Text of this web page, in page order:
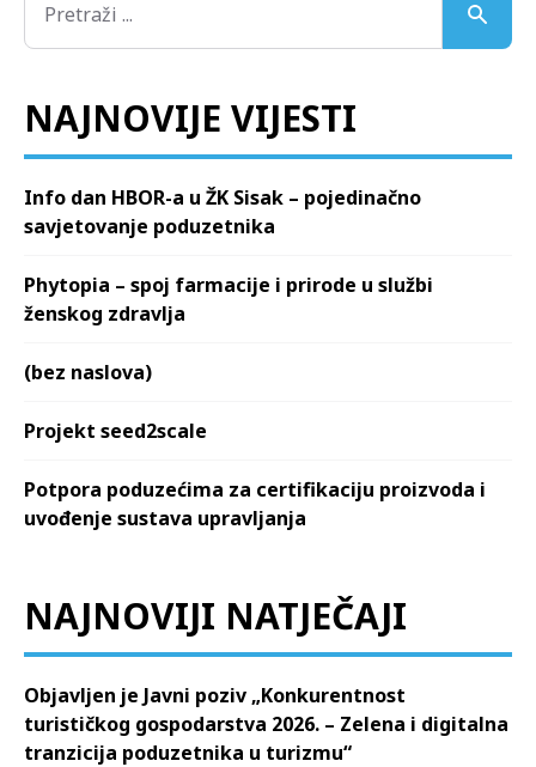
NAJNOVIJE VIJESTI
Info dan HBOR-a u ŽK Sisak – pojedinačno
savjetovanje poduzetnika
Phytopia – spoj farmacije i prirode u službi
ženskog zdravlja
(bez naslova)
Projekt seed2scale
Potpora poduzećima za certifikaciju proizvoda i
uvođenje sustava upravljanja
NAJNOVIJI NATJEČAJI
Objavljen je Javni poziv „Konkurentnost
turističkog gospodarstva 2026. – Zelena i digitalna
tranzicija poduzetnika u turizmu“